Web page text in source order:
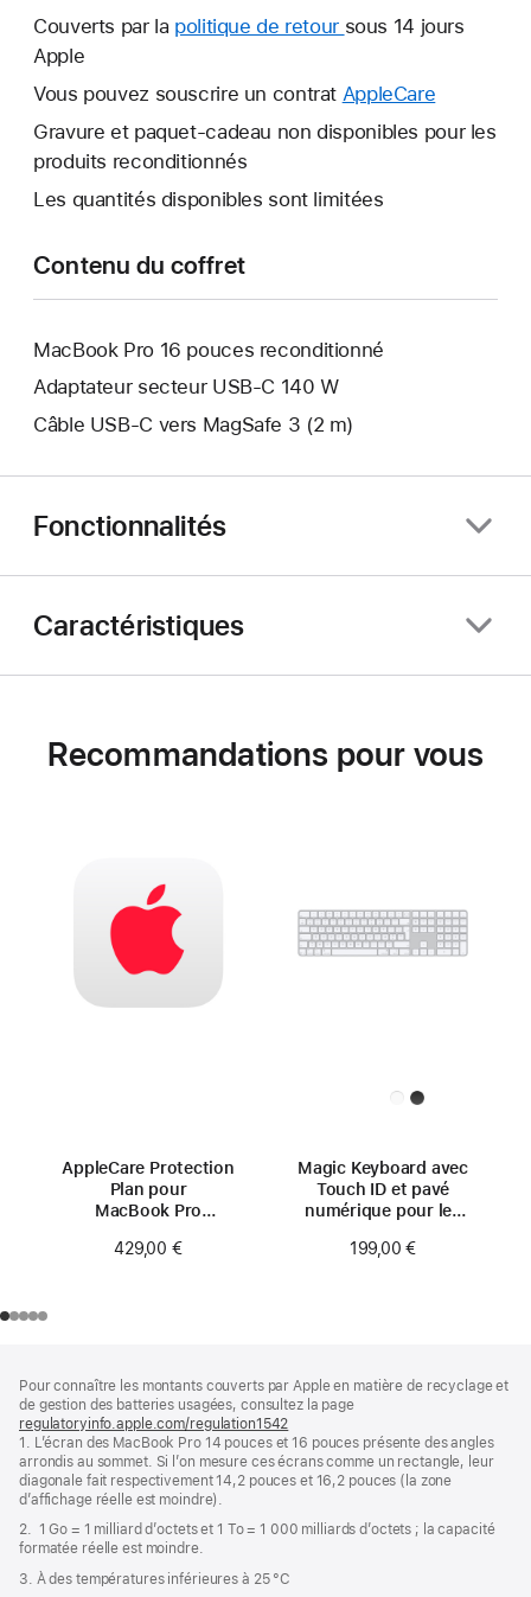
nouvelle
Couverts par la politique de retour Une
fenêtre
sous 14 jours
Apple
Vous pouvez souscrire un contrat AppleCare
nouvelle
Gravure et paquet-cadeau non disponibles pour les
produits reconditionnés
Les quantités disponibles sont limitées
Contenu du coffret
MacBook Pro 16 pouces reconditionné
Adaptateur secteur USB-C 140 W
Câble USB-C vers MagSafe 3 (2 m)
Fonctionnalités
Caractéristiques
Recommandations pour vous
AppleCare Protection
Plan pour
MacBook Pro
429,00 €
Magic Keyboard avec
Touch ID et pavé
numérique pour les
(USB‑C) - Français -
199,00 €
de
page
de
bas
de
page
Pour connaître les montants couverts par Apple en matière de recyclage et
de gestion des batteries usagées, consultez la page
regulatoryinfo.apple.com/regulation1542
dans
une
nouvelle
1. L’écran des MacBook Pro 14 pouces et 16 pouces présente des angles
arrondis au sommet. Si l’on mesure ces écrans comme un rectangle, leur
diagonale fait respectivement 14,2 pouces et 16,2 pouces (la zone
d’affichage réelle est moindre).
2. 1 Go = 1 milliard d’octets et 1 To = 1 000 milliards d’octets ; la capacité
formatée réelle est moindre.
3. À des températures inférieures à 25 °C